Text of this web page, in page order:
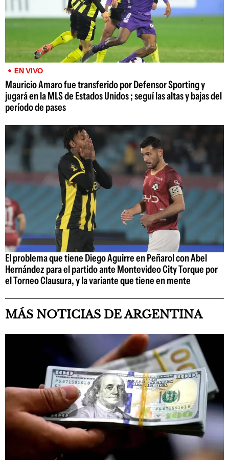
EN VIVO
Mauricio Amaro fue transferido por Defensor Sporting y
jugará en la MLS de Estados Unidos ; seguí las altas y bajas del
período de pases
El problema que tiene Diego Aguirre en Peñarol con Abel
Hernández para el partido ante Montevideo City Torque por
el Torneo Clausura, y la variante que tiene en mente
MÁS NOTICIAS DE ARGENTINA